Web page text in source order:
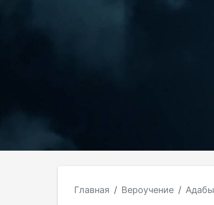
Главная Вероучение Адабы